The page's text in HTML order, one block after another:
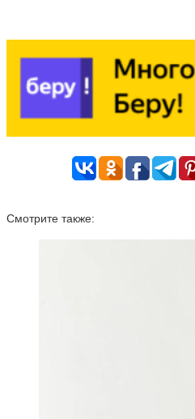
Смотрите также: